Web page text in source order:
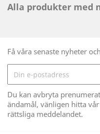
Alla produkter med
Få våra senaste nyheter
Du kan avbryta
ändamål, vänligen hitta
rättsliga meddelandet.